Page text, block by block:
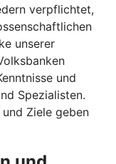
verpflichtet,
unserer
und
Spezialisten.
Ziele geben